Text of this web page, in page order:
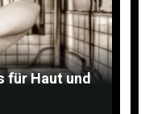
für Haut und